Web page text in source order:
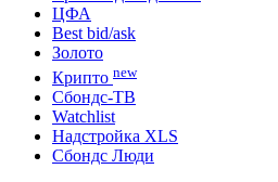
ЦФА
Best bid/ask
Золото
Крипто new
Сбондс-ТВ
Watchlist
Надстройка XLS
Сбондс Люди